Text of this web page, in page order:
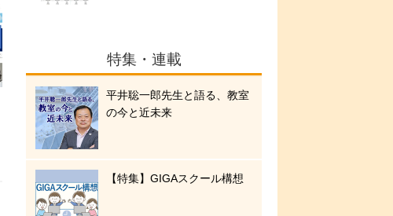
特集・連載
平井聡一郎先生と語る、教室
の今と近未来
【特集】GIGAスクール構想